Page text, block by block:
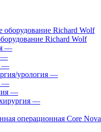
Richard Wolf
—
—
—
урология —
—
—
—
операционная Core Nova